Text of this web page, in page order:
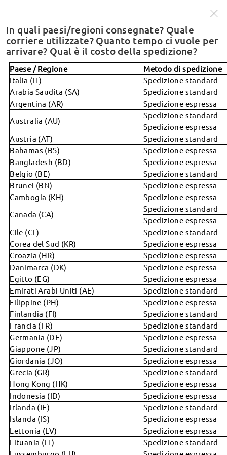
ricerca
Cos'è la PD
Resi
Politica di Resi e Cambi
Come richiedere resi e cambi?
Dove donare i miei occhiali?
Quando riceverò il rimborso?
Spedizione e tracciamento
Come posso seguire il mio ordine?
In quali paesi/regioni consegnate? Quale corriere
utilizzate? Quanto tempo ci vuole per arrivare? Qual è il
costo della spedizione?
Quanto tempo ci vorrà per elaborare i miei occhiali?
Come gestite i ritardi nell'elaborazione?
Cosa posso fare se mi viene richiesto di pagare tasse di
importazione o dazi doganali?
Come controllare lo stato del mio ordine?
Come gestite i ritardi di spedizione?
Ho appena fatto diversi ordini. Posso raggruppare le
spedizioni?
Prescrizione
Che cos’è PD/DPI?
Come leggere la prescrizione?
Potete realizzare occhiali con una forte gradazione?
Il sistema TABO e il sistema INT
Cos’è la prescrizione per occhiali da vista?
Posso utilizzare la copia della prescrizione dei miei
Lenti
Come scegliere le lenti?
Colore delle lenti
Introduzione alle lenti fotocromatiche e Transitions
Qual è la differenza tra lenti monofocali e
bifocali/progressive?
Ordine
Cosa significa "stato dell'ordine"?
Come effettuare un ordine su Firmoo?
Pagamento
Posso ottenere una fattura?
In quali paesi/regioni consegnate? Quale
corriere utilizzate? Quanto tempo ci vuole per
arrivare? Qual è il costo della spedizione?
Paese / Regione
Metodo di spedizione
Italia (IT)
Spedizione standard
Arabia Saudita (SA)
Spedizione standard
Argentina (AR)
Spedizione espressa
Australia (AU)
Spedizione standard
Spedizione espressa
Austria (AT)
Spedizione standard
Bahamas (BS)
Spedizione espressa
Bangladesh (BD)
Spedizione espressa
Belgio (BE)
Spedizione standard
Brunei (BN)
Spedizione espressa
Cambogia (KH)
Spedizione espressa
Canada (CA)
Spedizione standard
Spedizione espressa
Cile (CL)
Spedizione standard
Corea del Sud (KR)
Spedizione espressa
Croazia (HR)
Spedizione espressa
Danimarca (DK)
Spedizione espressa
Egitto (EG)
Spedizione espressa
Emirati Arabi Uniti (AE)
Spedizione standard
Filippine (PH)
Spedizione espressa
Finlandia (FI)
Spedizione standard
Francia (FR)
Spedizione standard
Germania (DE)
Spedizione espressa
Giappone (JP)
Spedizione standard
Giordania (JO)
Spedizione espressa
Grecia (GR)
Spedizione standard
Hong Kong (HK)
Spedizione espressa
Indonesia (ID)
Spedizione espressa
Irlanda (IE)
Spedizione standard
Islanda (IS)
Spedizione espressa
Lettonia (LV)
Spedizione espressa
Lituania (LT)
Spedizione standard